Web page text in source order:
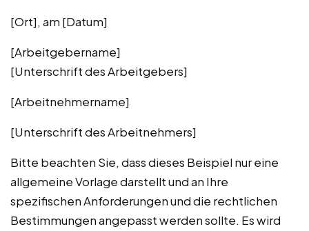
[Ort], am [Datum]
[Arbeitgebername]
[Unterschrift des Arbeitgebers]
[Arbeitnehmername]
[Unterschrift des Arbeitnehmers]
Bitte beachten Sie, dass dieses Beispiel nur eine
allgemeine Vorlage darstellt und an Ihre
spezifischen Anforderungen und die rechtlichen
Bestimmungen angepasst werden sollte. Es wird